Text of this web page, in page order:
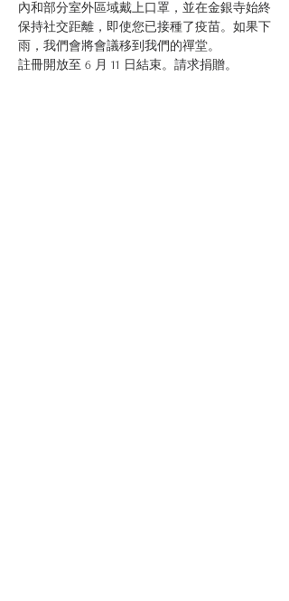
內和部分室外區域戴上口罩，並在金銀寺始終
保持社交距離，即使您已接種了疫苗。如果下
雨，我們會將會議移到我們的禪堂。
註冊開放至 6 月 11 日結束。請求捐贈。